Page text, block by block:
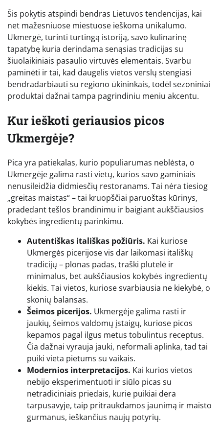
Šis pokytis atspindi bendras Lietuvos tendencijas, kai
net mažesniuose miestuose ieškoma unikalumo.
Ukmergė, turinti turtingą istoriją, savo kulinarinę
tapatybę kuria derindama senąsias tradicijas su
šiuolaikiniais pasaulio virtuvės elementais. Svarbu
paminėti ir tai, kad daugelis vietos verslų stengiasi
bendradarbiauti su regiono ūkininkais, todėl sezoniniai
produktai dažnai tampa pagrindiniu meniu akcentu.
Kur ieškoti geriausios picos
Ukmergėje?
Pica yra patiekalas, kurio populiarumas neblėsta, o
Ukmergėje galima rasti vietų, kurios savo gaminiais
nenusileidžia didmiesčių restoranams. Tai nėra tiesiog
„greitas maistas“ – tai kruopščiai paruoštas kūrinys,
pradedant tešlos brandinimu ir baigiant aukščiausios
kokybės ingredientų parinkimu.
Autentiškas itališkas požiūris. Kai kuriose
Ukmergės picerijose vis dar laikomasi itališkų
tradicijų – plonas padas, traški plutelė ir
minimalus, bet aukščiausios kokybės ingredientų
kiekis. Tai vietos, kuriose svarbiausia ne kiekybė, o
skonių balansas.
Šeimos picerijos. Ukmergėje galima rasti ir
jaukių, šeimos valdomų įstaigų, kuriose picos
kepamos pagal ilgus metus tobulintus receptus.
Čia dažnai vyrauja jauki, neformali aplinka, tad tai
puiki vieta pietums su vaikais.
Modernios interpretacijos. Kai kurios vietos
nebijo eksperimentuoti ir siūlo picas su
netradiciniais priedais, kurie puikiai dera
tarpusavyje, taip pritraukdamos jaunimą ir maisto
gurmanus, ieškančius naujų potyrių.